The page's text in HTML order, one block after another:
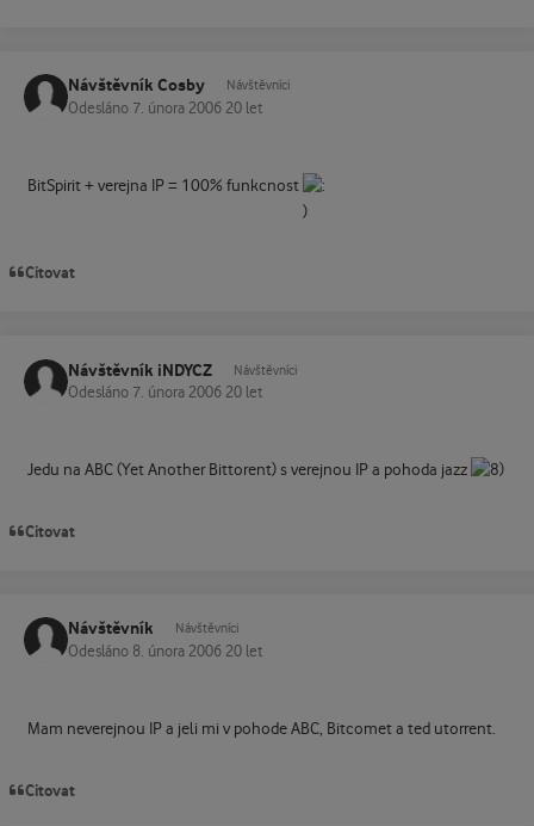
Návštěvník Cosby Návštěvníci
Odesláno 7. února 2006 20 let
BitSpirit + verejna IP = 100% funkcnost
Citovat
Návštěvník iNDYCZ Návštěvníci
Odesláno 7. února 2006 20 let
Jedu na ABC (Yet Another Bittorent) s verejnou IP a pohoda jazz
Citovat
Návštěvník Návštěvníci
Odesláno 8. února 2006 20 let
Mam neverejnou IP a jeli mi v pohode ABC, Bitcomet a ted utorrent.
Citovat